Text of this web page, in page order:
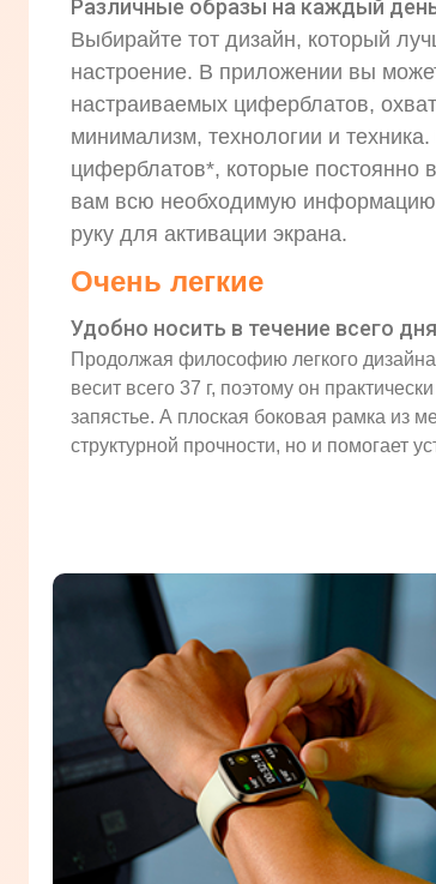
Различные образы на каждый
Выбирайте тот дизайн, который
настроение. В приложении вы
настраиваемых циферблатов,
минимализм, технологии и
циферблатов*, которые постоянно
вам всю необходимую информацию
руку для активации экрана.
Очень легкие
Удобно носить в течение всего дня
Продолжая философию легкого
весит всего 37 г, поэтому он
запястье. А плоская боковая рамка из
структурной прочности, но и помогает